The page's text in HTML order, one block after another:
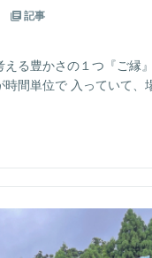
記事
る豊かさの１つ『ご縁
間単位で 入っていて、